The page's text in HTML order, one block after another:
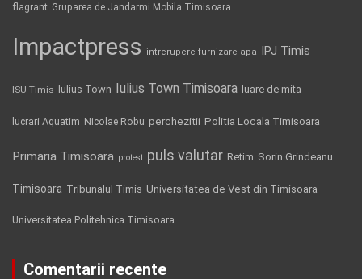
flagrant Gruparea de Jandarmi Mobila Timisoara
Impactpress intrerupere furnizare apa IPJ Timis
ISU Timis Iulius Town Iulius Town Timisoara luare de mita
lucrari Aquatim Nicolae Robu perchezitii Politia Locala Timisoara
Primaria Timisoara protest puls valutar Retim Sorin Grindeanu
Timisoara Tribunalul Timis Universitatea de Vest din Timisoara
Universitatea Politehnica Timisoara
Comentarii recente